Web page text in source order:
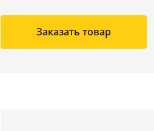
Заказать товар